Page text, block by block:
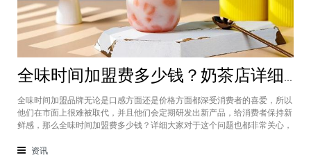
全味时间加盟费多少钱？奶茶店详细费用分析就在这！
全味时间加盟品牌无论是口感方面还是价格方面都深受消费者的喜爱，所以
他们在市面上很难被取代，并且他们会定期研发出新产品，给消费者保持新
鲜感，那么全味时间加盟费多少钱？详细大家对于这个问题也都非常关心，
店，在这里就不说名字了。虽然开头说得很好，公司也确实提供了设备和产
资讯